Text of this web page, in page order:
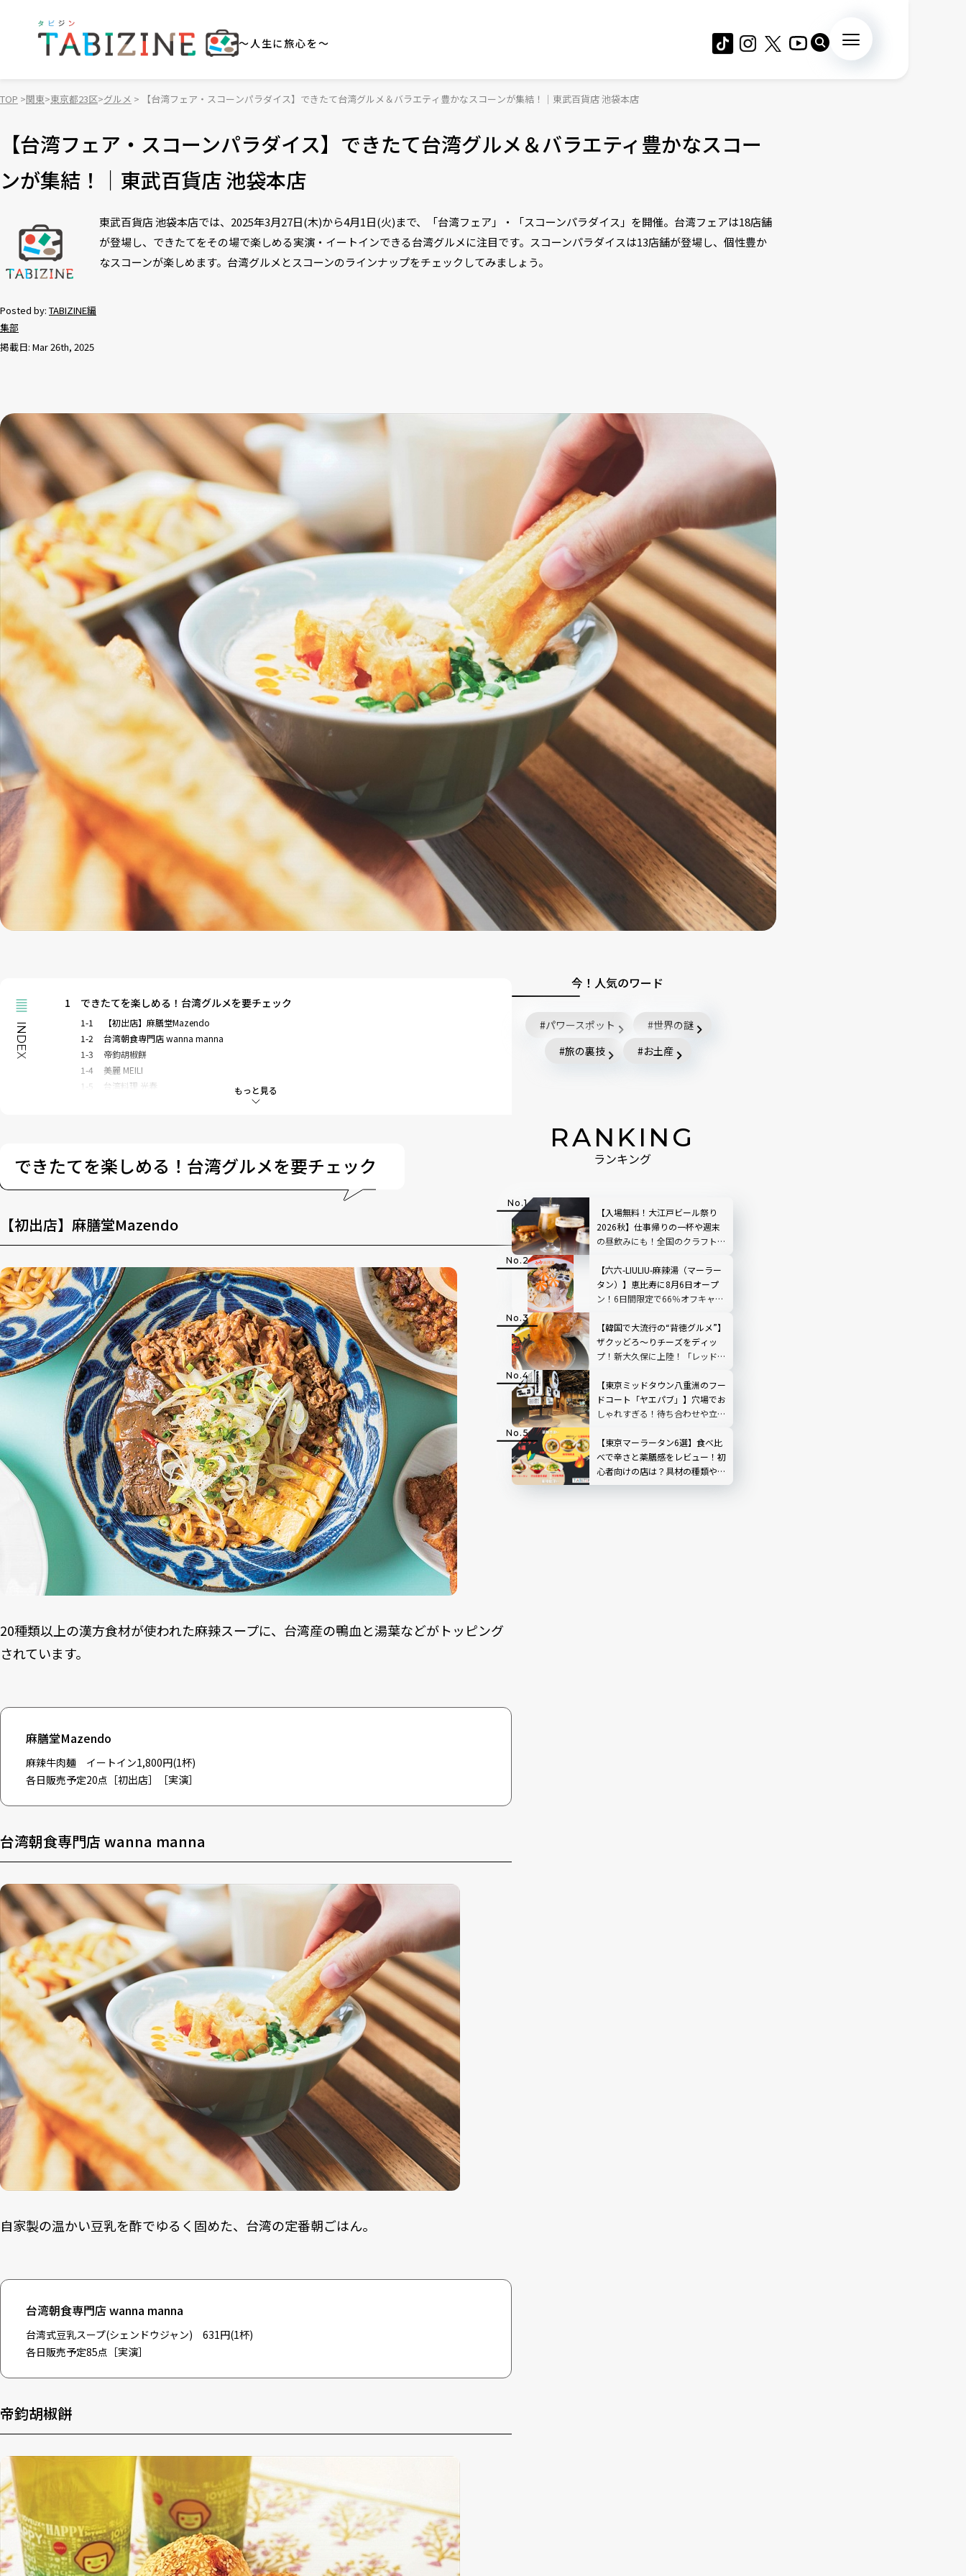
～人生に旅心を～
TOP 関東 東京都23区 グルメ 【台湾フェア・スコーンパラダイス】できたて台湾グルメ＆バラエティ豊かなスコーンが集結！｜東武百貨店 池袋本店
【台湾フェア・スコーンパラダイス】できたて台湾グルメ＆バラエティ豊かなスコー
ンが集結！｜東武百貨店 池袋本店
Posted by: TABIZINE編
集部
掲載日: Mar 26th, 2025
東武百貨店 池袋本店では、2025年3月27日(木)から4月1日(火)まで、「台湾フェア」・「スコーンパラダイス」を開催。台湾フェアは18店舗
が登場し、できたてをその場で楽しめる実演・イートインできる台湾グルメに注目です。スコーンパラダイスは13店舗が登場し、個性豊か
なスコーンが楽しめます。台湾グルメとスコーンのラインナップをチェックしてみましょう。
もっと見る
INDEX
1 できたてを楽しめる！台湾グルメを要チェック
1-1
【初出店】麻膳堂Mazendo
1-2
台湾朝食専門店 wanna manna
1-3
帝鈞胡椒餅
1-4
美麗 MEILI
1-5
台湾料理 光春
2-2
べノア
2-3
Teapick
2-4
スコーン専門店iro
2-6
【初出店】LITTLE SPICE THE CAFE ミライ
できたてを楽しめる！台湾グルメを要チェック
【初出店】麻膳堂Mazendo
20種類以上の漢方食材が使われた麻辣スープに、台湾産の鴨血と湯葉などがトッピング
されています。
麻膳堂Mazendo
麻辣牛肉麺 イートイン1,800円(1杯)
各日販売予定20点［初出店］［実演］
台湾朝食専門店 wanna manna
自家製の温かい豆乳を酢でゆるく固めた、台湾の定番朝ごはん。
台湾朝食専門店 wanna manna
台湾式豆乳スープ(シェンドウジャン) 631円(1杯)
各日販売予定85点［実演］
帝鈞胡椒餅
今！人気のワード
パワースポット
世界の謎
旅の裏技
お土産
RANKING
ランキング
【入場無料！大江戸ビール祭り
2026秋】仕事帰りの一杯や週末
の昼飲みにも！全国のクラフトビ
【六六-LIULIU-麻辣湯（マーラー
タン）】恵比寿に8月6日オープ
ン！6日間限定で66％オフキャン
【韓国で大流行の“背徳グルメ”】
ザクッどろ～りチーズをディッ
プ！新大久保に上陸！「レッドチ
【東京ミッドタウン八重洲のフー
ドコート「ヤエパブ」】穴場でお
しゃれすぎる！待ち合わせや立ち
【東京マーラータン6選】食べ比
べで辛さと薬膳感をレビュー！初
心者向けの店は？具材の種類や頼
み方も